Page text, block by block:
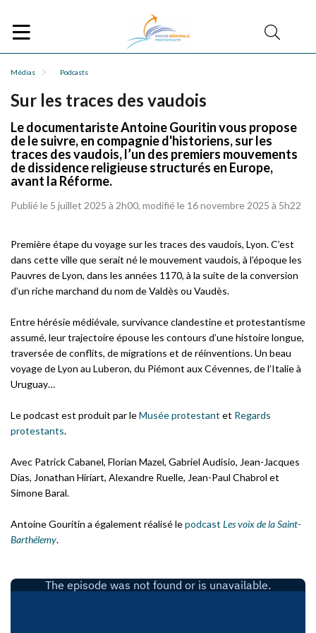
Médias Podcasts
Sur les traces des vaudois
Le documentariste Antoine Gouritin vous propose
de le suivre, en compagnie d'historiens, sur les
traces des vaudois, l’un des premiers mouvements
de dissidence religieuse structurés en Europe,
avant la Réforme.
Publié le 5 juillet 2025 à 2h00, modifié le 16 novembre 2025 à 5h22
Première étape du voyage sur les traces des vaudois, Lyon. C’est
dans cette ville que serait né le mouvement vaudois, à l’époque les
Pauvres de Lyon, dans les années 1170, à la suite de la conversion
d’un riche marchand du nom de Valdès ou Vaudès.
Entre hérésie médiévale, survivance clandestine et protestantisme
assumé, leur trajectoire épouse les contours d’une histoire longue,
traversée de conflits, de migrations et de réinventions. Un beau
voyage de Lyon au Luberon, du Piémont aux Cévennes, de l’Italie à
Uruguay…
Le podcast est produit par leMusée protestant et Regards
protestants.
Avec Patrick Cabanel, Florian Mazel, Gabriel Audisio, Jean-Jacques
Dias, Jonathan Hiriart, Alexandre Ruelle, Jean-Paul Chabrol et
Simone Baral.
Antoine Gouritin a également réalisé lepodcast Les voix de la Saint-
Barthélemy.